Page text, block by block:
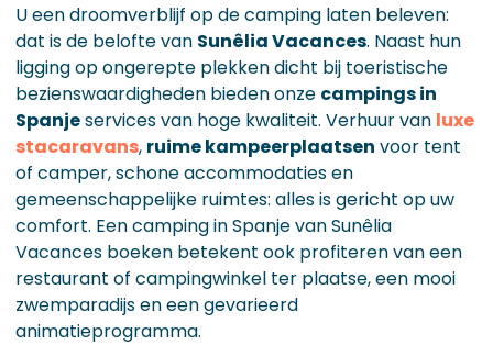
U een droomverblijf op de camping laten beleven:
dat is de belofte van Sunêlia Vacances. Naast hun
ligging op ongerepte plekken dicht bij toeristische
bezienswaardigheden bieden onze campings in
Spanjeservices van hoge kwaliteit. Verhuur van luxe
stacaravans, ruime kampeerplaatsen voor tent
of camper, schone accommodaties en
gemeenschappelijke ruimtes: alles is gericht op uw
comfort. Een camping in Spanje van Sunêlia
Vacances boeken betekent ook profiteren van een
restaurant of campingwinkel ter plaatse, een mooi
zwemparadijs en een gevarieerd
animatieprogramma.